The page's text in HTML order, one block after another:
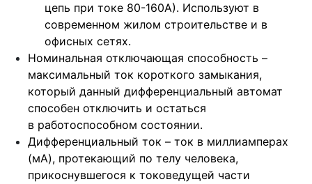
цепь при токе 80-160А). Используют в
современном жилом строительстве и в
офисных сетях.
Номинальная отключающая способность –
максимальный ток короткого замыкания,
который данный дифференциальный автомат
способен отключить и остаться
в работоспособном состоянии.
Дифференциальный ток – ток в миллиамперах
(мА), протекающий по телу человека,
прикоснувшегося к токоведущей части